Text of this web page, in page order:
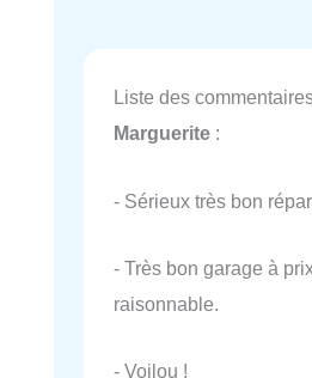
Liste des
Marguerite :
- Sérieux très bon
- Très bon garage à
raisonnable.
- Voilou !